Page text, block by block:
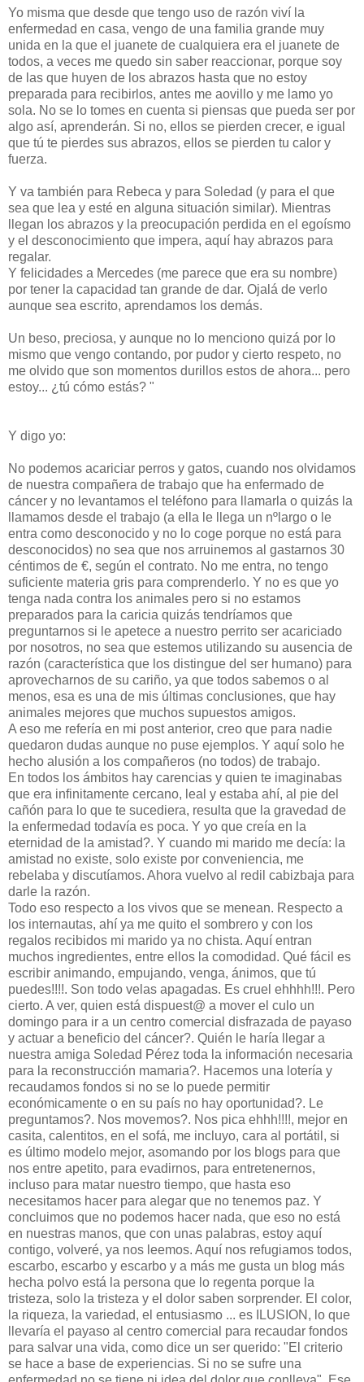
Yo misma que desde que tengo uso de razón viví la
enfermedad en casa, vengo de una familia grande muy
unida en la que el juanete de cualquiera era el juanete de
todos, a veces me quedo sin saber reaccionar, porque soy
de las que huyen de los abrazos hasta que no estoy
preparada para recibirlos, antes me aovillo y me lamo yo
sola. No se lo tomes en cuenta si piensas que pueda ser por
algo así, aprenderán. Si no, ellos se pierden crecer, e igual
que tú te pierdes sus abrazos, ellos se pierden tu calor y
fuerza.
Y va también para Rebeca y para Soledad (y para el que
sea que lea y esté en alguna situación similar). Mientras
llegan los abrazos y la preocupación perdida en el egoísmo
y el desconocimiento que impera, aquí hay abrazos para
regalar.
Y felicidades a Mercedes (me parece que era su nombre)
por tener la capacidad tan grande de dar. Ojalá de verlo
aunque sea escrito, aprendamos los demás.
Un beso, preciosa, y aunque no lo menciono quizá por lo
mismo que vengo contando, por pudor y cierto respeto, no
me olvido que son momentos durillos estos de ahora... pero
estoy... ¿tú cómo estás? "
Y digo yo:
No podemos acariciar perros y gatos, cuando nos olvidamos
de nuestra compañera de trabajo que ha enfermado de
cáncer y no levantamos el teléfono para llamarla o quizás la
llamamos desde el trabajo (a ella le llega un nºlargo o le
entra como desconocido y no lo coge porque no está para
desconocidos) no sea que nos arruinemos al gastarnos 30
céntimos de €, según el contrato. No me entra, no tengo
suficiente materia gris para comprenderlo. Y no es que yo
tenga nada contra los animales pero si no estamos
preparados para la caricia quizás tendríamos que
preguntarnos si le apetece a nuestro perrito ser acariciado
por nosotros, no sea que estemos utilizando su ausencia de
razón (característica que los distingue del ser humano) para
aprovecharnos de su cariño, ya que todos sabemos o al
menos, esa es una de mis últimas conclusiones, que hay
animales mejores que muchos supuestos amigos.
A eso me refería en mi post anterior, creo que para nadie
quedaron dudas aunque no puse ejemplos. Y aquí solo he
hecho alusión a los compañeros (no todos) de trabajo.
En todos los ámbitos hay carencias y quien te imaginabas
que era infinitamente cercano, leal y estaba ahí, al pie del
cañón para lo que te sucediera, resulta que la gravedad de
la enfermedad todavía es poca. Y yo que creía en la
eternidad de la amistad?. Y cuando mi marido me decía: la
amistad no existe, solo existe por conveniencia, me
rebelaba y discutíamos. Ahora vuelvo al redil cabizbaja para
darle la razón.
Todo eso respecto a los vivos que se menean. Respecto a
los internautas, ahí ya me quito el sombrero y con los
regalos recibidos mi marido ya no chista. Aquí entran
muchos ingredientes, entre ellos la comodidad. Qué fácil es
escribir animando, empujando, venga, ánimos, que tú
puedes!!!!. Son todo velas apagadas. Es cruel ehhhh!!!. Pero
cierto. A ver, quien está dispuest@ a mover el culo un
domingo para ir a un centro comercial disfrazada de payaso
y actuar a beneficio del cáncer?. Quién le haría llegar a
nuestra amiga Soledad Pérez toda la información necesaria
para la reconstrucción mamaria?. Hacemos una lotería y
recaudamos fondos si no se lo puede permitir
económicamente o en su país no hay oportunidad?. Le
preguntamos?. Nos movemos?. Nos pica ehhh!!!!, mejor en
casita, calentitos, en el sofá, me incluyo, cara al portátil, si
es último modelo mejor, asomando por los blogs para que
nos entre apetito, para evadirnos, para entretenernos,
incluso para matar nuestro tiempo, que hasta eso
necesitamos hacer para alegar que no tenemos paz. Y
concluimos que no podemos hacer nada, que eso no está
en nuestras manos, que con unas palabras, estoy aquí
contigo, volveré, ya nos leemos. Aquí nos refugiamos todos,
escarbo, escarbo y escarbo y a más me gusta un blog más
hecha polvo está la persona que lo regenta porque la
tristeza, solo la tristeza y el dolor saben sorprender. El color,
la riqueza, la variedad, el entusiasmo ... es ILUSION, lo que
llevaría el payaso al centro comercial para recaudar fondos
para salvar una vida, como dice un ser querido: "El criterio
se hace a base de experiencias. Si no se sufre una